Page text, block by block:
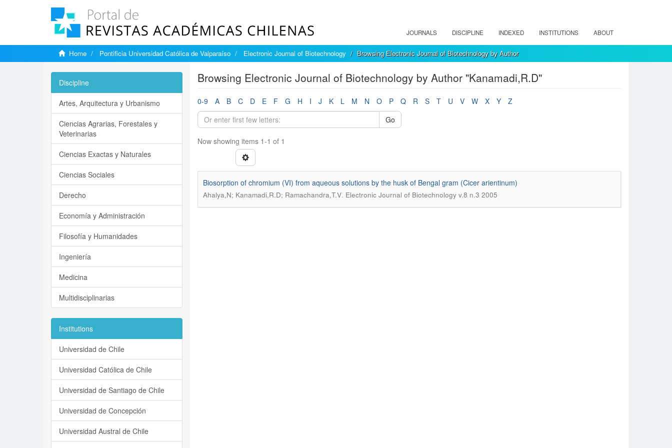
JOURNALS DISCIPLINE INDEXED INSTITUTIONS ABOUT
Home Pontificia Universidad Católica de Valparaíso Electronic Journal of Biotechnology Browsing Electronic Journal of Biotechnology by Author
Browsing Electronic Journal of Biotechnology by Author "Kanamadi,R.D"
0-9 A B C D E F G H I J K L M N O P Q R S T U V W X Y
Z
Go
Now showing items 1-1 of 1
Biosorption of chromium (VI) from aqueous solutions by the husk of Bengal gram (Cicer arientinum)
Ahalya,N; Kanamadi,R.D; Ramachandra,T.V. Electronic Journal of Biotechnology v.8 n.3 2005
Discipline
Artes, Arquitectura y Urbanismo
Ciencias Agrarias, Forestales y
Veterinarias
Ciencias Exactas y Naturales
Ciencias Sociales
Derecho
Economía y Administración
Filosofía y Humanidades
Ingeniería
Medicina
Multidisciplinarias
Institutions
Universidad de Chile
Universidad Católica de Chile
Universidad de Santiago de Chile
Universidad de Concepción
Universidad Austral de Chile